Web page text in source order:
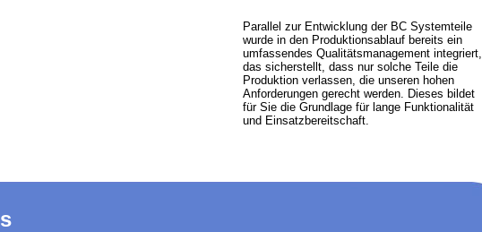
Parallel zur Entwicklung der BC Systemteile
wurde in den Produktionsablauf bereits ein
umfassendes Qualitätsmanagement integriert,
das sicherstellt, dass nur solche Teile die
Produktion verlassen, die unseren hohen
Anforderungen gerecht werden. Dieses bildet
für Sie die Grundlage für lange Funktionalität
und Einsatzbereitschaft.